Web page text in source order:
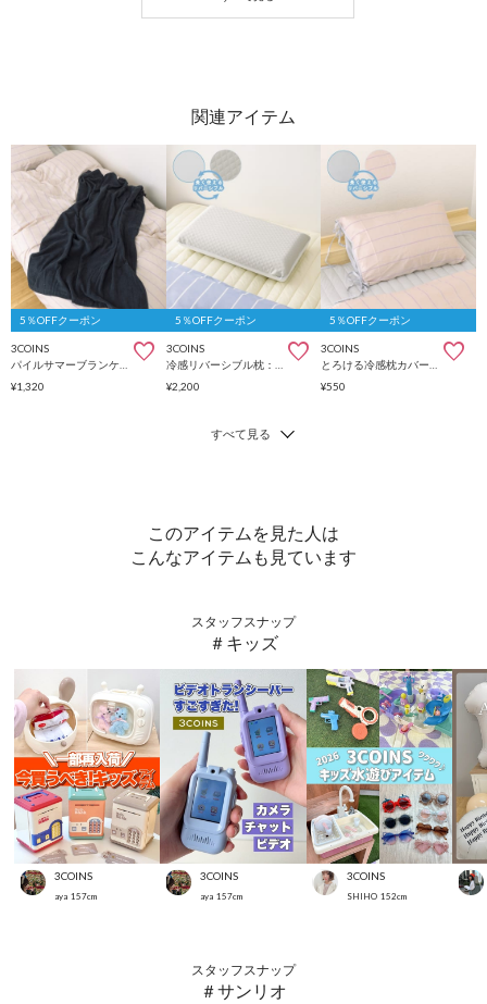
5％OFFクーポン
3COINS
¥1,320
5％OFFクーポン
3COINS
¥2,200
5％OFFクーポン
3COINS
¥550
このアイテムを見た人は
こんなアイテムも見ています
スタッフスナップ
＃キッズ
3COINS
aya 157cm
3COINS
aya 157cm
3COINS
SHIHO 152cm
スタッフスナップ
＃サンリオ